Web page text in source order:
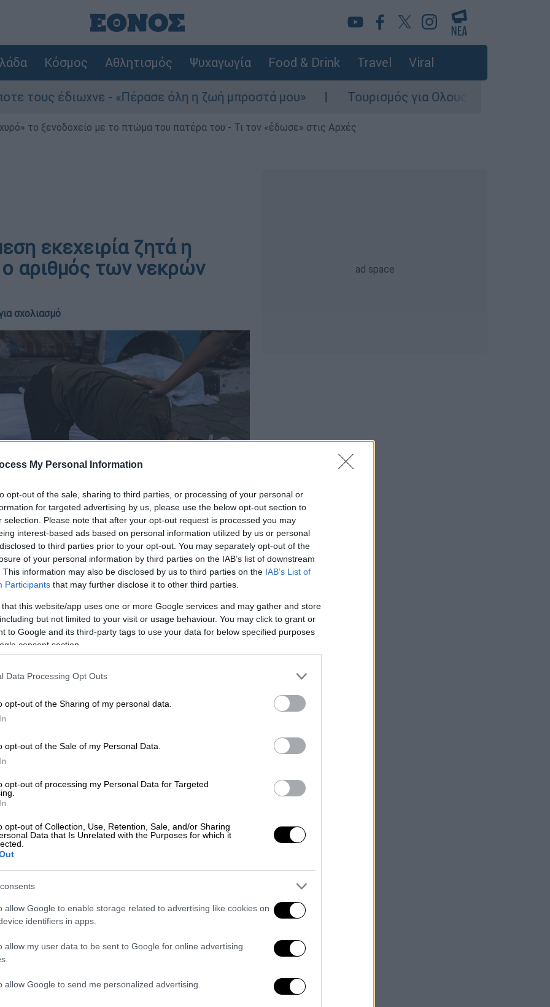
My Personal Information
opt-out of the sale, sharing to third parties, or processing of your personal or
for targeted advertising by us, please use the below opt-out section to
selection. Please note that after your opt-out request is processed you may
interest-based ads based on personal information utilized by us or personal
to third parties prior to your opt-out. You may separately opt-out of the
of your personal information by third parties on the IAB’s list of downstream
This information may also be disclosed by us to third parties on the IAB’s List of
Participants that may further disclose it to other third parties.
that this website/app uses one or more Google services and may gather and store
but not limited to your visit or usage behaviour. You may click to grant or
to Google and its third-party tags to use your data for below specified purposes
consent section.
Data Processing Opt Outs
opt-out of the Sharing of my personal data.
opt-out of the Sale of my Personal Data.
opt-out of processing my Personal Data for Targeted
opt-out of Collection, Use, Retention, Sale, and/or Sharing
Data that Is Unrelated with the Purposes for which it
allow Google to enable storage related to advertising like cookies on
identifiers in apps.
allow my user data to be sent to Google for online advertising
allow Google to send me personalized advertising.
Κόσμος Αθλητισμός Ψυχαγωγία Food & Drink Travel Viral
έδιωχνε - «Πέρασε όλη η ζωή μπροστά μου» Τουρισμός για Ολους 2026-2027: Τα SOS
το ξενοδοχείο με το πτώμα του πατέρα του - Τι τον «έδωσε» στις Αρχές
εκεχειρία ζητά η
ο αριθμός των νεκρών
σχολιασμό
Κολονά δήλωσε την Κυριακή από
τωναμάχων που έχουν σκοτωθεί από
έκανε έκκληση για «
για να εγκριθεί ένα κείμενο για τον
του ΟΗΕ, το οποίο ήταν πολύ
έναρξη του πολέμου.
Τύπου με τον πρωθυπουργό του Κατάρ και
μπιν Αμπντουλραχμάν αλ Θάνι, η
και οι δημοσιογράφοι.
ασπίδες.